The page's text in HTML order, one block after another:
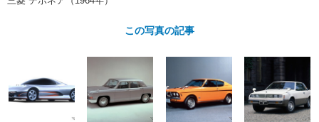
この写真の記事